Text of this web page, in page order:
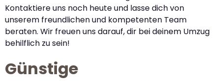
Kontaktiere uns noch heute und lasse dich von
unserem freundlichen und kompetenten Team
beraten. Wir freuen uns darauf, dir bei deinem Umzug
behilflich zu sein!
Günstige